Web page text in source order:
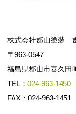
株式会社郡山塗装
〒963-0547
福島県郡山市喜久田
TEL： 024-963-1450
FAX：024-963-1451